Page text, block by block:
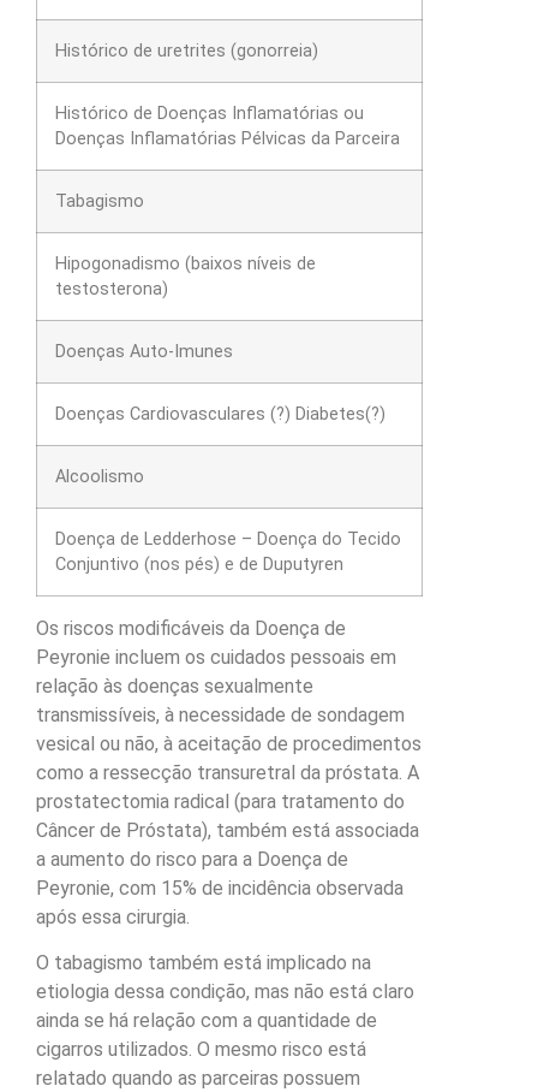
Histórico de uretrites (gonorreia)
Histórico de Doenças Inflamatórias ou
Doenças Inflamatórias Pélvicas da Parceira
Tabagismo
Hipogonadismo (baixos níveis de
testosterona)
Doenças Auto-Imunes
Doenças Cardiovasculares (?) Diabetes(?)
Alcoolismo
Doença de Ledderhose – Doença do Tecido
Conjuntivo (nos pés) e de Duputyren
Os riscos modificáveis da Doença de
Peyronie incluem os cuidados pessoais em
relação às doenças sexualmente
transmissíveis, à necessidade de sondagem
vesical ou não, à aceitação de procedimentos
como a ressecção transuretral da próstata. A
prostatectomia radical (para tratamento do
Câncer de Próstata), também está associada
a aumento do risco para a Doença de
Peyronie, com 15% de incidência observada
após essa cirurgia.
O tabagismo também está implicado na
etiologia dessa condição, mas não está claro
ainda se há relação com a quantidade de
cigarros utilizados. O mesmo risco está
relatado quando as parceiras possuem